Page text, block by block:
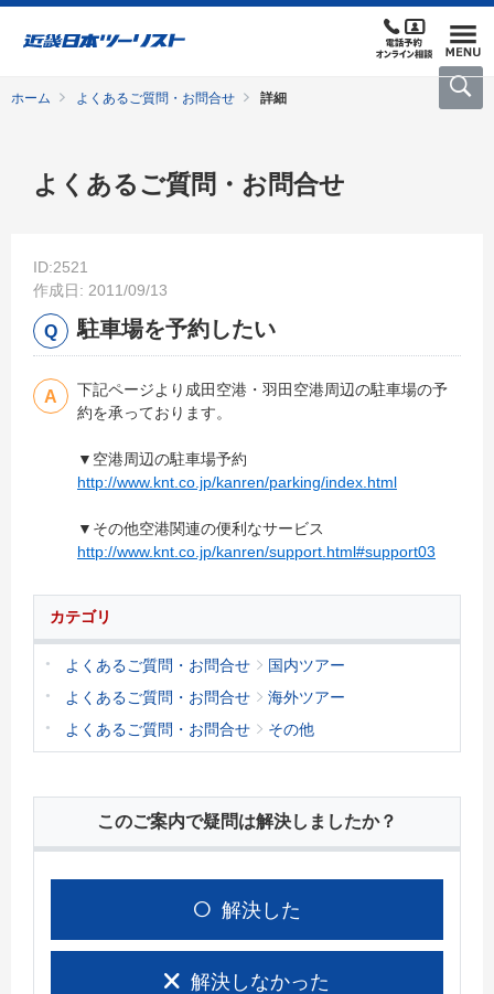
ホーム よくあるご質問・お問合せ 詳細
よくあるご質問・お問合せ
ID:2521
作成日: 2011/09/13
駐車場を予約したい
下記ページより成田空港・羽田空港周辺の駐車場の予
約を承っております。
▼空港周辺の駐車場予約
http://www.knt.co.jp/kanren/parking/index.html
▼その他空港関連の便利なサービス
http://www.knt.co.jp/kanren/support.html#support03
カテゴリ
よくあるご質問・お問合せ
国内ツアー
よくあるご質問・お問合せ
海外ツアー
よくあるご質問・お問合せ
その他
このご案内で疑問は解決しましたか？
解決した
解決しなかった